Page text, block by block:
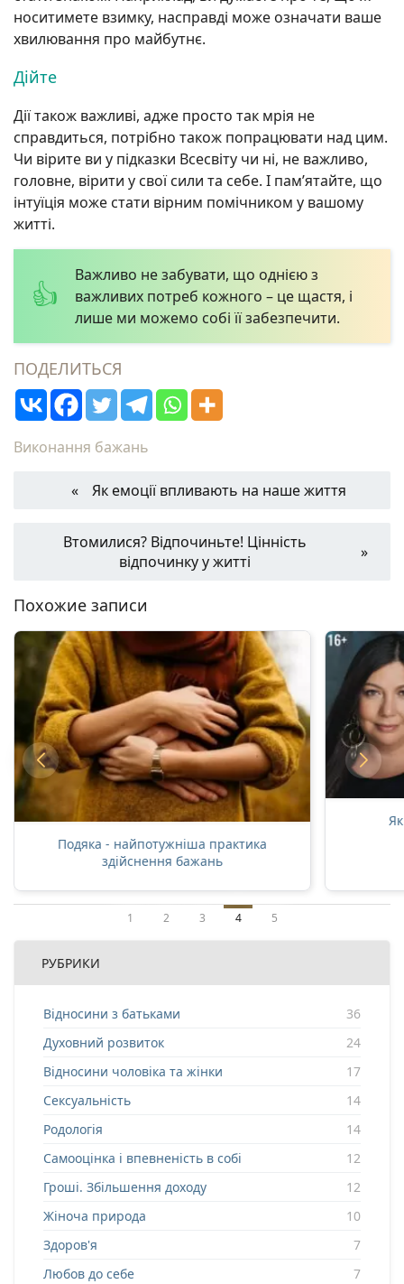
носитимете взимку, насправді може означати ваше
хвилювання про майбутнє.
Дійте
Дії також важливі, адже просто так мрія не
справдиться, потрібно також попрацювати над цим.
Чи вірите ви у підказки Всесвіту чи ні, не важливо,
головне, вірити у свої сили та себе. І пам’ятайте, що
інтуїція може стати вірним помічником у вашому
житті.
Важливо не забувати, що однією з
важливих потреб кожного – це щастя, і
лише ми можемо собі її забезпечити.
ПОДЕЛИТЬСЯ
Виконання бажань
Як емоції впливають на наше життя
Втомилися? Відпочиньте! Цінність
відпочинку у житті
Похожие записи
Подяка - найпотужніша практика
здійснення бажань
1 2 3 4 5
РУБРИКИ
Відносини з батьками
36
Духовний розвиток
24
Відносини чоловіка та жінки
17
Сексуальність
14
Родологія
14
Самооцінка і впевненість в собі
12
Гроші. Збільшення доходу
12
Жіноча природа
10
Здоров'я
7
Любов до себе
7